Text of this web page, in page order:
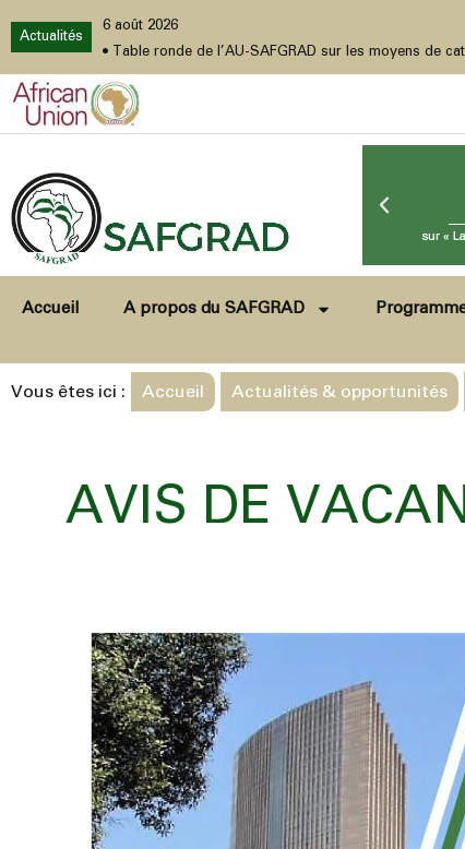
Actualités
Burundi, 4-7 août 2026
4 juin 2026
•
Réunion préparatoire régionale africaine pour la Conférence des Parties à
Accueil A propos du SAFGRAD
Vous êtes ici : Accueil Actualités & opportunités
AVIS DE